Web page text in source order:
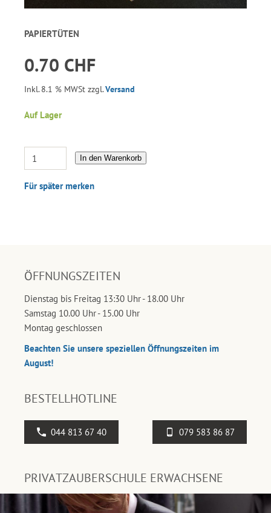
PAPIERTÜTEN
0.70 CHF
Inkl. 8.1 % MWSt zzgl.Versand
Auf Lager
In den Warenkorb
Für später merken
ÖFFNUNGSZEITEN
Dienstag bis Freitag 13:30 Uhr - 18.00 Uhr
Samstag 10.00 Uhr - 15.00 Uhr
Montag geschlossen
Beachten Sie unsere speziellen Öffnungszeiten im
August!
BESTELLHOTLINE
044 813 67 40 079 583 86 87
PRIVATZAUBERSCHULE ERWACHSENE